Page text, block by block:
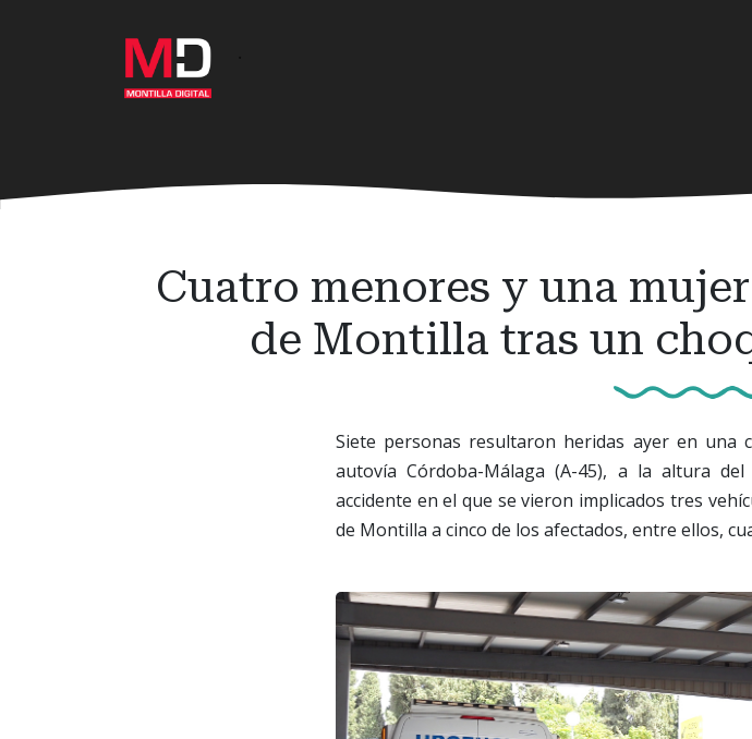
Cuatro menores y una
de Montilla tras un
Siete personas resultaron heridas ayer en una
autovía Córdoba-Málaga (A-45), a la altura
accidente en el que se vieron implicados tres
de Montilla a cinco de los afectados, entre ellos,